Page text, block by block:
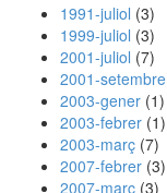
1991-juliol (3)
1999-juliol (3)
2001-juliol (7)
2001-setembre
2003-gener (1)
2003-febrer (1)
2003-març (7)
2007-febrer (3)
2007-març (3)